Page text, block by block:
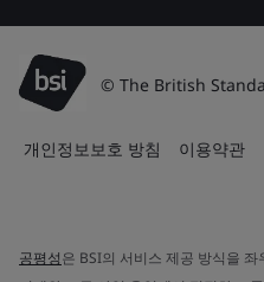
© The British
개인정보보호 방침 이용약관
공평성은 BSI의 서비스 제공 방식을